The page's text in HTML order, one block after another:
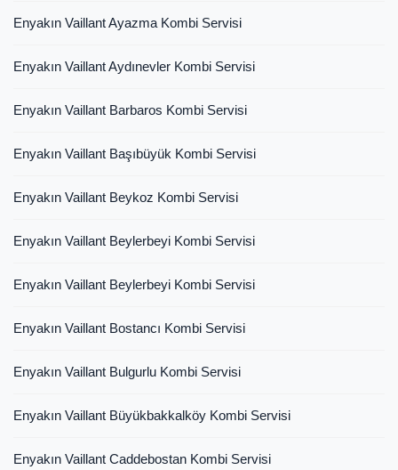
Enyakın Vaillant Ayazma Kombi Servisi
Enyakın Vaillant Aydınevler Kombi Servisi
Enyakın Vaillant Barbaros Kombi Servisi
Enyakın Vaillant Başıbüyük Kombi Servisi
Enyakın Vaillant Beykoz Kombi Servisi
Enyakın Vaillant Beylerbeyi Kombi Servisi
Enyakın Vaillant Beylerbeyi Kombi Servisi
Enyakın Vaillant Bostancı Kombi Servisi
Enyakın Vaillant Bulgurlu Kombi Servisi
Enyakın Vaillant Büyükbakkalköy Kombi Servisi
Enyakın Vaillant Caddebostan Kombi Servisi